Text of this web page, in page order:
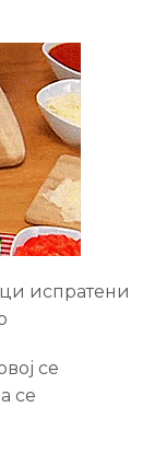
испратени
се
се